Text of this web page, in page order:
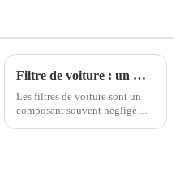
Filtre de voiture : un moyen rentable d'améliorer les performances du moteur
Les filtres de voiture sont un
composant souvent négligé